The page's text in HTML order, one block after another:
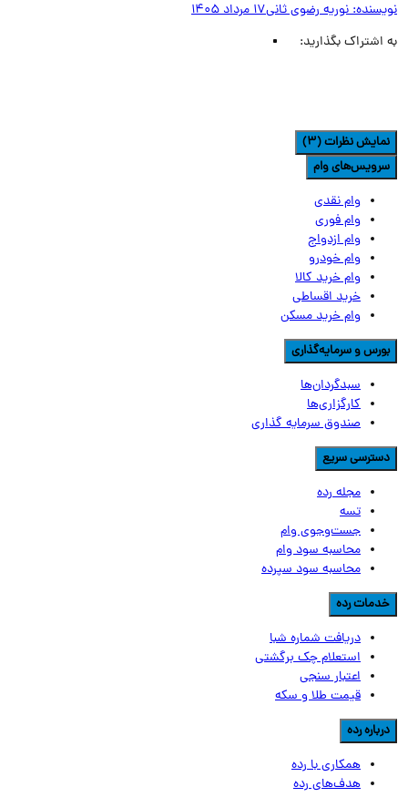
نوریه رضوی ثانی17 مرداد 1405
اشتراک بگذارید:
نظرات (3)
وام
وام نقدی
وام فوری
وام ازدواج
وام خودرو
وام خرید کالا
خرید اقساطی
وام خرید مسکن
و سرمایه‌گذاری
سبدگردان‌ها
کارگزاری‌ها
صندوق سرمایه گذاری
سریع
مجله رده
تسه
جست‌وجوی وام
محاسبه سود وام
محاسبه سود سپرده
رده
دریافت شماره شبا
استعلام چک برگشتی
اعتبار سنجی
قیمت طلا و سکه
رده
همکاری با رده
هدف‌های رده